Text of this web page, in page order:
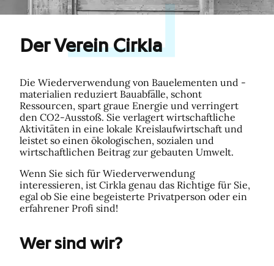
Der Verein Cirkla
Die Wiederverwendung von Bauelementen und -
materialien reduziert Bauabfälle, schont
Ressourcen, spart graue Energie und verringert
den CO2-Ausstoß. Sie verlagert wirtschaftliche
Aktivitäten in eine lokale Kreislaufwirtschaft und
leistet so einen ökologischen, sozialen und
wirtschaftlichen Beitrag zur gebauten Umwelt.
Wenn Sie sich für Wiederverwendung
interessieren, ist Cirkla genau das Richtige für Sie,
egal ob Sie eine begeisterte Privatperson oder ein
erfahrener Profi sind!
Wer sind wir?